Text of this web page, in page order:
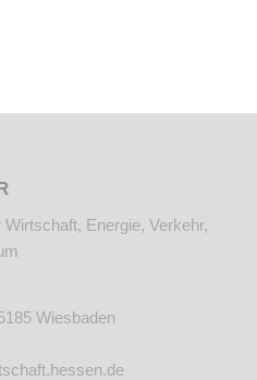
Energie, Verkehr,
Wiesbaden